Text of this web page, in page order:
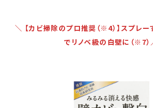
＼ 【カビ掃除のプロ推奨（※4）】スプレ
でリノベ級の白壁に（※7）